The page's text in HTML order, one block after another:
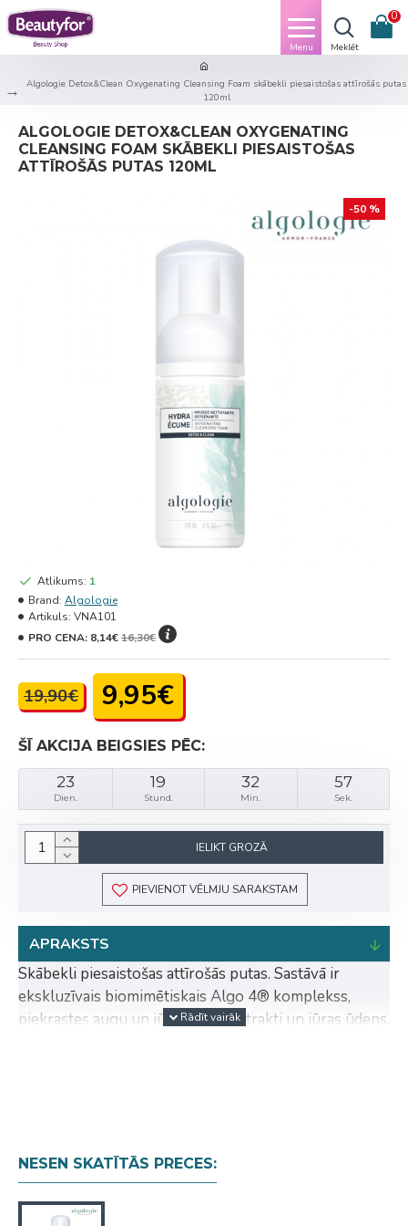
0
Algologie Detox&Clean Oxygenating Cleansing Foam skābekli piesaistošas attīrošās putas
120ml
ALGOLOGIE DETOX&CLEAN OXYGENATING
CLEANSING FOAM SKĀBEKLI PIESAISTOŠAS
ATTĪROŠĀS PUTAS 120ML
-50 %
ŠĪ AKCIJA BEIGSIES PĒC:
23
Dien.
19
Stund.
32
Min.
57
Sek.
19,90€ 9,95€
Atlikums: 1
Brand: Algologie
Artikuls: VNA101
PRO CENA: 8,14€16,30€
IELIKT GROZĀ
PIEVIENOT VĒLMJU SARAKSTAM
APRAKSTS
Skābekli piesaistošas attīrošās putas. Sastāvā ir
ekskluzīvais biomimētiskais Algo 4® komplekss,
piekrastes augu un jūras zāļu ekstrakti un jūras ūdens.
iekļūšanu acīs.
INGREDIENTS : AQUA (WATER / EAU), GLYCERIN,
NESEN SKATĪTĀS PRECES: